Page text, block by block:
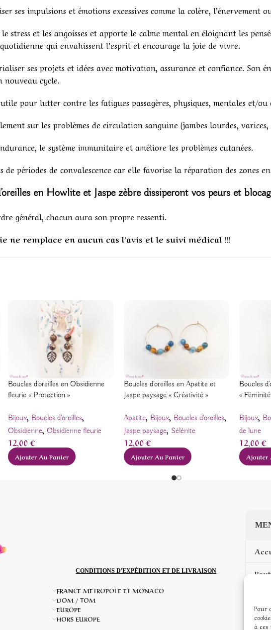
Pour
à
ses impulsions et émotions excessives comme la colère, l’énervement
stress et les angoisses et apporte le calme mental en éloignant les
qui envahissent l’esprit et encourage la joie de vivre.
ses projets et idées avec motivation, assurance et confiance. Son
nouveau cycle.
pour lutter contre les fatigues passagères, physiques, mentales et/ou
sur les problèmes de circulation sanguine (jambes lourdes,
le système immunitaire et améliore les problèmes cutanées.
périodes de convalescence car elle favorise la réparation des zones
en Howlite et Jaspe zèbre dissiperont vos peurs et
général, chacun aura son propre ressenti.
ne remplace en aucun cas l’avis et le suivi médical !!!
Boucles d’oreilles en Obsidienne
fleurie « Protection »
Bijoux, Boucles d'oreilles,
Obsidienne, Obsidienne fleurie
12,00€
Ajouter Au Panier
Boucles d’oreilles en Apatite et
Jaspe paysage « Créativité »
Apatite, Bijoux, Boucles d'oreilles,
Jaspe paysage, Sélénite
12,00€
Ajouter Au Panier
Boucles
«
Bijoux,
de lune
12,00€
Ajouter
CONDITIONS D'EXPÉDITION ET DE LIVRAISON
FRANCE METROPOLE ET MONACO
DOM / TOM
EUROPE
HORS EUROPE